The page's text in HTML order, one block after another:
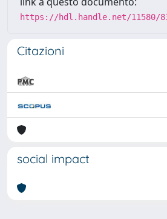
https://hdl.handle.net/11580/
Citazioni
social impact